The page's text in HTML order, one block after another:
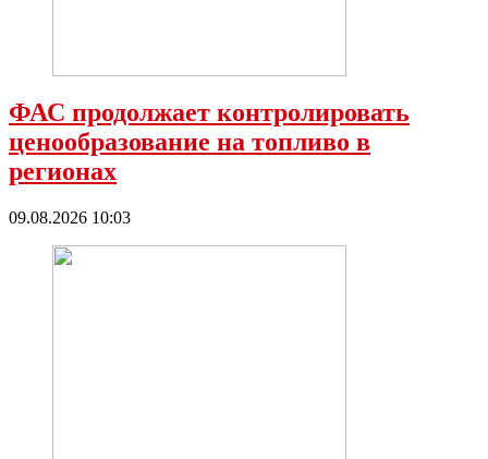
ФАС продолжает контролировать
ценообразование на топливо в
регионах
09.08.2026 10:03